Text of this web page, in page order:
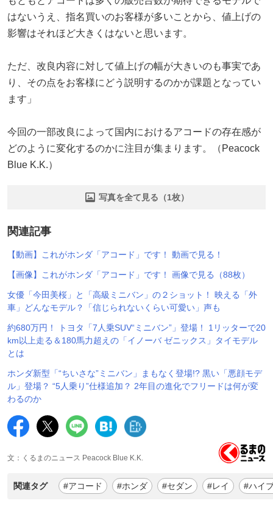
はないうえ、指名買いのお客様が多いことから、値上げの
影響はそれほど大きくはないと思います。
ただ、改良内容に対して値上げの幅が大きいのも事実であ
り、その点をお客様にどう説明するのかが課題となってい
ます」
今回の一部改良によって国内におけるアコードの存在感が
どのように変化するのかに注目が集まります。（Peacock
Blue K.K.）
写真を全て見る（1枚）
関連記事
【動画】これがホンダ「アコード」です！ 動画で見る！
【画像】これがホンダ「アコード」です！ 画像で見る（88枚）
女優「今田美桜」と「高級ミニバン」の２ショット！ 映える「外
車」どんなモデル？「信じられないくらい可愛い」声も
約680万円！ トヨタ「7人乗SUV“ミニバン”」登場！ 1リッターで20
km以上走る＆180馬力超えの「イノーバ ゼニックス」タイモデル
とは
ホンダ新型「“ちいさな”ミニバン」まもなく登場!? 黒い「悪顔モデ
ル」登場？ “5人乗り”仕様追加？ 2年目の進化でフリードは何が変
わるのか
文：くるまのニュース Peacock Blue K.K.
関連タグ #アコード #ホンダ #セダン #レイ #ハイ